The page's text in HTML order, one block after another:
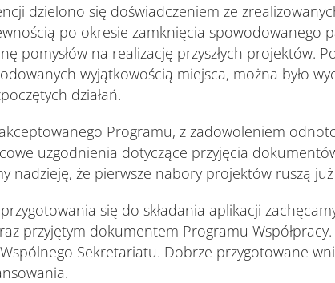
dzielono się doświadczeniem ze
po okresie zamknięcia spowodowanego
pomysłów na realizację przyszłych projektów.
wyjątkowością miejsca, można było
działań.
Programu, z zadowoleniem
uzgodnienia dotyczące przyjęcia
nadzieję, że pierwsze nabory projektów ruszą
się do składania aplikacji
przyjętym dokumentem Programu
Sekretariatu. Dobrze przygotowane